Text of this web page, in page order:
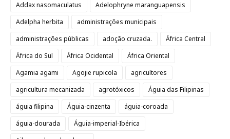
Addax nasomaculatus
Adelophryne maranguapensis
Adelpha herbita
administrações municipais
administrações públicas
adoção cruzada.
África Central
África do Sul
África Ocidental
África Oriental
Agamia agami
Agojie rupicola
agricultores
agricultura mecanizada
agrotóxicos
Águia das Filipinas
águia filipina
Águia-cinzenta
águia-coroada
águia-dourada
Águia-imperial-Ibérica